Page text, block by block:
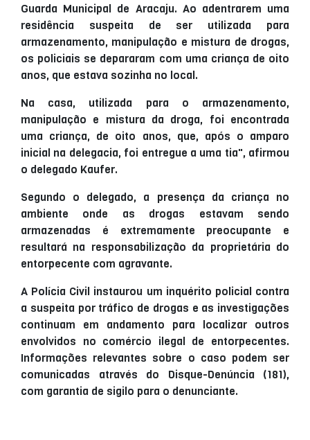
Guarda Municipal de Aracaju. Ao adentrarem uma
residência suspeita de ser utilizada para
armazenamento, manipulação e mistura de drogas,
os policiais se depararam com uma criança de oito
anos, que estava sozinha no local.
Na casa, utilizada para o armazenamento,
manipulação e mistura da droga, foi encontrada
uma criança, de oito anos, que, após o amparo
inicial na delegacia, foi entregue a uma tia", afirmou
o delegado Kaufer.
Segundo o delegado, a presença da criança no
ambiente onde as drogas estavam sendo
armazenadas é extremamente preocupante e
resultará na responsabilização da proprietária do
entorpecente com agravante.
A Polícia Civil instaurou um inquérito policial contra
a suspeita por tráfico de drogas e as investigações
continuam em andamento para localizar outros
envolvidos no comércio ilegal de entorpecentes.
Informações relevantes sobre o caso podem ser
comunicadas através do Disque-Denúncia (181),
com garantia de sigilo para o denunciante.